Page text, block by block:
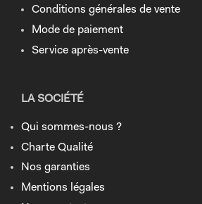
Conditions générales de vente
Mode de paiement
Service après-vente
LA SOCIÉTÉ
Qui sommes-nous ?
Charte Qualité
Nos garanties
Mentions légales